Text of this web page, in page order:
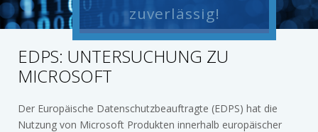
zuverlässig!
EDPS: UNTERSUCHUNG ZU
MICROSOFT
Der Europäische Datenschutzbeauftragte (EDPS) hat die
Nutzung von Microsoft Produkten innerhalb europäischer